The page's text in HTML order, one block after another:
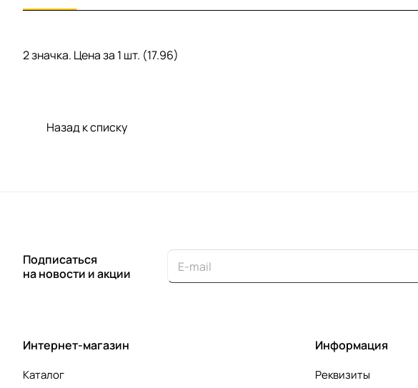
2 значка. Цена за 1 шт. (17.96)
Назад к списку
Подписаться
на новости и акции
Интернет-магазин
Каталог
Информация
Реквизиты